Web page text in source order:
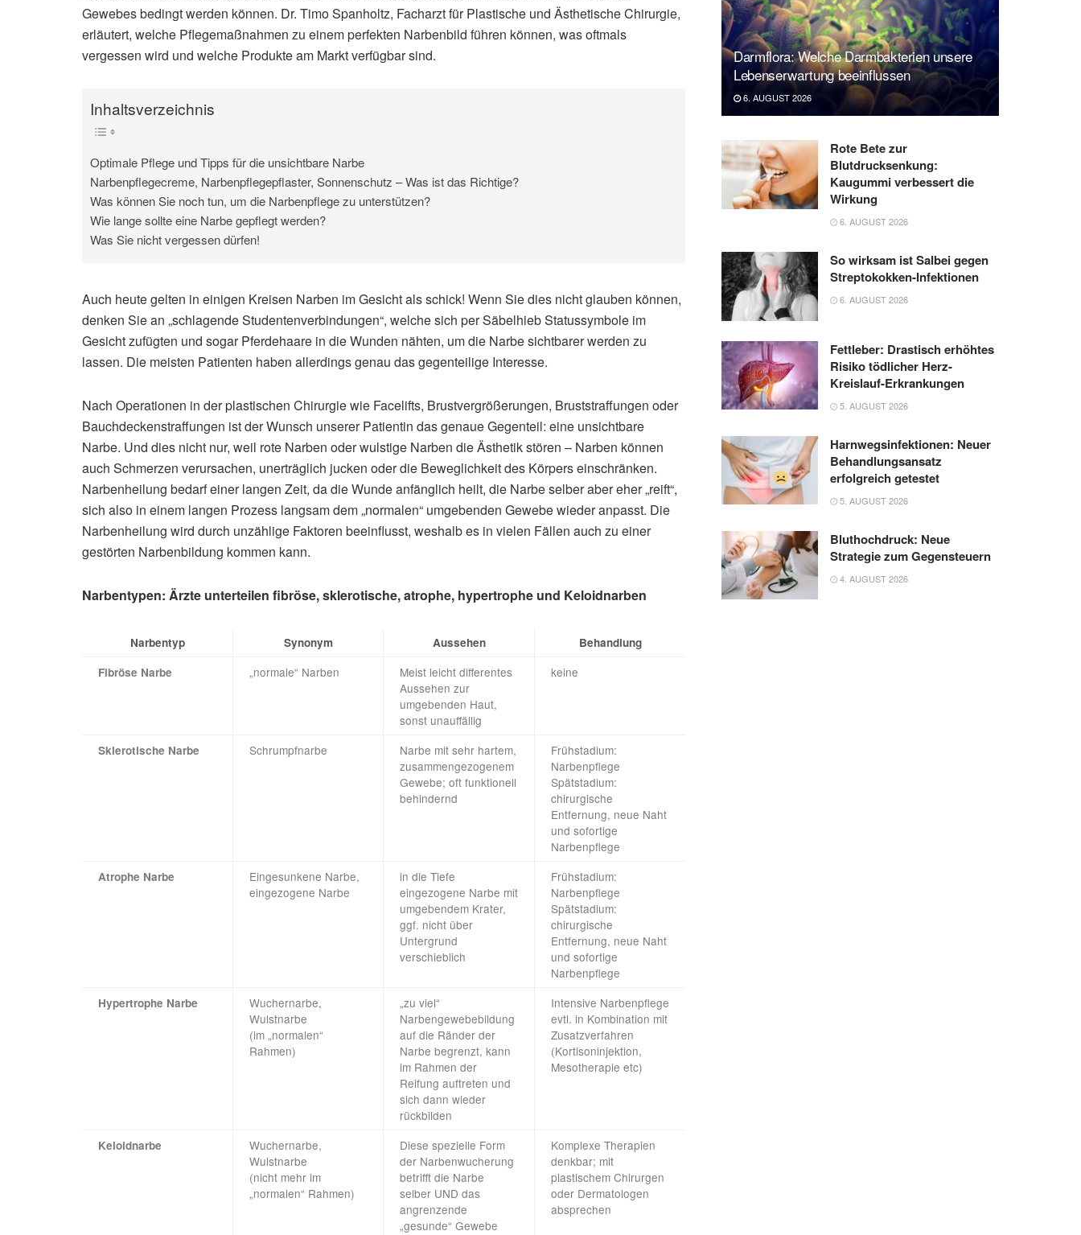
Gewebes bedingt werden können. Dr. Timo Spanholtz, Facharzt für Plastische und Ästhetische Chirurgie,
erläutert, welche Pflegemaßnahmen zu einem perfekten Narbenbild führen können, was oftmals
vergessen wird und welche Produkte am Markt verfügbar sind.
Inhaltsverzeichnis
Optimale Pflege und Tipps für die unsichtbare Narbe
Narbenpflegecreme, Narbenpflegepflaster, Sonnenschutz – Was ist das Richtige?
Was können Sie noch tun, um die Narbenpflege zu unterstützen?
Wie lange sollte eine Narbe gepflegt werden?
Was Sie nicht vergessen dürfen!
Auch heute gelten in einigen Kreisen Narben im Gesicht als schick! Wenn Sie dies nicht glauben können,
denken Sie an „schlagende Studentenverbindungen“, welche sich per Säbelhieb Statussymbole im
Gesicht zufügten und sogar Pferdehaare in die Wunden nähten, um die Narbe sichtbarer werden zu
lassen. Die meisten Patienten haben allerdings genau das gegenteilige Interesse.
Nach Operationen in der plastischen Chirurgie wie Facelifts, Brustvergrößerungen, Bruststraffungen oder
Bauchdeckenstraffungen ist der Wunsch unserer Patientin das genaue Gegenteil: eine unsichtbare
Narbe. Und dies nicht nur, weil rote Narben oder wulstige Narben die Ästhetik stören – Narben können
auch Schmerzen verursachen, unerträglich jucken oder die Beweglichkeit des Körpers einschränken.
Narbenheilung bedarf einer langen Zeit, da die Wunde anfänglich heilt, die Narbe selber aber eher „reift“,
sich also in einem langen Prozess langsam dem „normalen“ umgebenden Gewebe wieder anpasst. Die
Narbenheilung wird durch unzählige Faktoren beeinflusst, weshalb es in vielen Fällen auch zu einer
gestörten Narbenbildung kommen kann.
Narbentypen: Ärzte unterteilen fibröse, sklerotische, atrophe, hypertrophe und Keloidnarben
Narbentyp Synonym Aussehen
Behandlung
Fibröse Narbe
„normale“ Narben
Meist leicht differentes
Aussehen zur
umgebenden Haut,
sonst unauffällig
keine
Sklerotische Narbe Schrumpfnarbe
Narbe mit sehr hartem,
zusammengezogenem
Gewebe; oft funktionell
behindernd
Frühstadium:
Narbenpflege
Spätstadium:
chirurgische
Entfernung, neue Naht
und sofortige
Narbenpflege
Atrophe Narbe
Eingesunkene Narbe,
eingezogene Narbe
in die Tiefe
eingezogene Narbe mit
umgebendem Krater,
ggf. nicht über
Untergrund
verschieblich
Frühstadium:
Narbenpflege
Spätstadium:
chirurgische
Entfernung, neue Naht
und sofortige
Narbenpflege
Hypertrophe Narbe
Wuchernarbe,
Wulstnarbe
(im „normalen“
Rahmen)
„zu viel“
Narbengewebebildung
auf die Ränder der
Narbe begrenzt, kann
im Rahmen der
Reifung auftreten und
sich dann wieder
rückbilden
Intensive Narbenpflege
evtl. in Kombination mit
Zusatzverfahren
(Kortisoninjektion,
Mesotherapie etc)
Keloidnarbe
Wuchernarbe,
Wulstnarbe
(nicht mehr im
„normalen“ Rahmen)
Diese spezielle Form
der Narbenwucherung
betrifft die Narbe
selber UND das
angrenzende
„gesunde“ Gewebe
Komplexe Therapien
denkbar; mit
plastischem Chirurgen
oder Dermatologen
absprechen
Darmflora: Welche Darmbakterien unsere
Lebenserwartung beeinflussen
6. AUGUST 2026
Rote Bete zur
Blutdrucksenkung:
Kaugummi verbessert die
Wirkung
6. AUGUST 2026
So wirksam ist Salbei gegen
Streptokokken-Infektionen
6. AUGUST 2026
Fettleber: Drastisch erhöhtes
Risiko tödlicher Herz-
Kreislauf-Erkrankungen
5. AUGUST 2026
Harnwegsinfektionen: Neuer
Behandlungsansatz
erfolgreich getestet
5. AUGUST 2026
Bluthochdruck: Neue
Strategie zum Gegensteuern
4. AUGUST 2026